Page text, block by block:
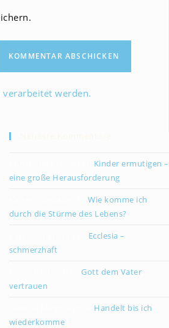
werden.
Kinder ermutigen –
eine große Herausforderung
zuWie komme ich
durch die Stürme des Lebens?
Ecclesia –
schmerzhaft
zuGott dem Vater
vertrauen
Handelt bis ich
wiederkomme